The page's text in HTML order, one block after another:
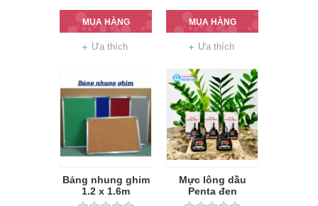
MUA HÀNG
Ưa thích
MUA HÀNG
Ưa thích
Bảng nhung ghim
1.2 x 1.6m
Mực lông dầu
Penta đen